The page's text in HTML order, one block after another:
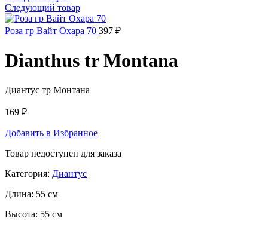
Следующий товар
Роза гр Вайт Охара 70 397 ₽
Dianthus tr Montana
Диантус тр Монтана
169 ₽
Добавить в Избранное
Товар недоступен для заказа
Категория: Диантус
Длина: 55 см
Высота: 55 см